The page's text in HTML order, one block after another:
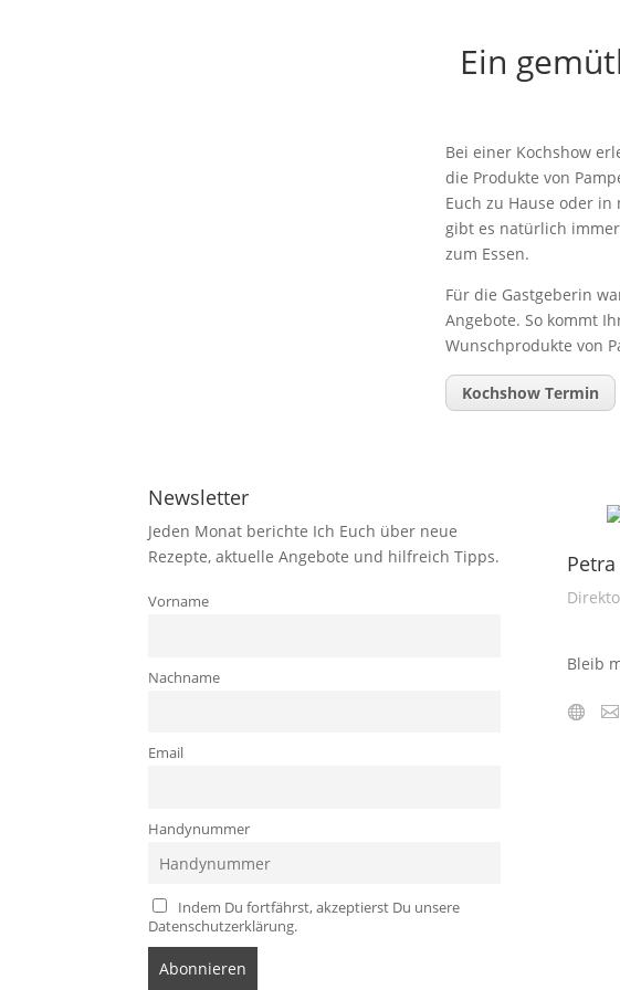
Ein
Bei einer Kochshow
die Produkte von
Euch zu Hause oder
gibt es natürlich
zum Essen.
Für die Gastgeberin
Angebote. So kommt
Wunschprodukte von
Kochshow Termin
Newsletter
Jeden Monat berichte Ich Euch über neue
Rezepte, aktuelle Angebote und hilfreich Tipps.
Vorname
Nachname
Email
Handynummer
Indem Du fortfährst, akzeptierst Du unsere
Datenschutzerklärung.
Bleib